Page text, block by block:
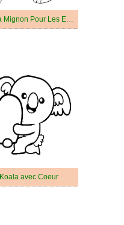
Koala Mignon Pour Les Enfants
Koala avec Coeur